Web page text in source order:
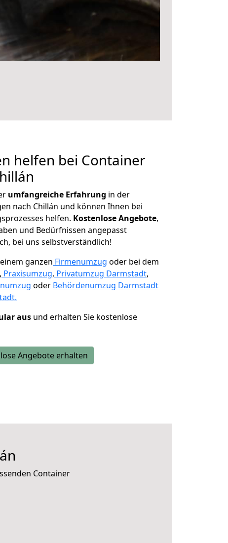
helfen bei Container
umfangreiche Erfahrung in der
nach Chillán und können Ihnen bei
helfen. Kostenlose Angebote,
und Bedürfnissen angepasst
bei uns selbstverständlich!
ganzen Firmenumzug oder bei dem
, Praxisumzug, Privatumzug Darmstadt,
oder Behördenumzug Darmstadt
aus und erhalten Sie kostenlose
Angebote erhalten
Container